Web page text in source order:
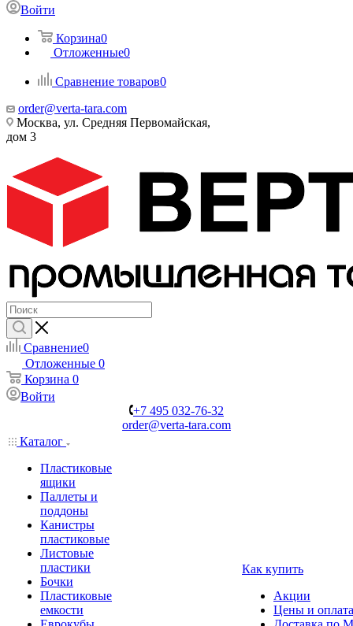
Войти
Корзина0
Отложенные0
Сравнение товаров0
order@verta-tara.com
Москва, ул. Средняя Первомайская,
дом 3
Сравнение0
Отложенные 0
Корзина 0
Войти
+7 495 032-76-32
order@verta-tara.com
Каталог
Пластиковые
ящики
Паллеты и
поддоны
Канистры
пластиковые
Листовые
пластики
Бочки
Пластиковые
емкости
Как купить
Акции
Цены и оплата